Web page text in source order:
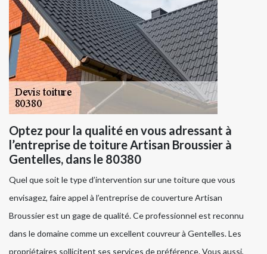
Optez pour la qualité en vous adressant à
l’entreprise de toiture Artisan Broussier à
Gentelles, dans le 80380
Quel que soit le type d’intervention sur une toiture que vous
envisagez, faire appel à l’entreprise de couverture Artisan
Broussier est un gage de qualité. Ce professionnel est reconnu
dans le domaine comme un excellent couvreur à Gentelles. Les
propriétaires sollicitent ses services de préférence. Vous aussi,